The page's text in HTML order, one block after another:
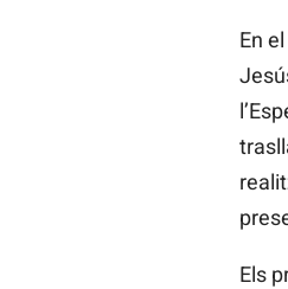
En
Els